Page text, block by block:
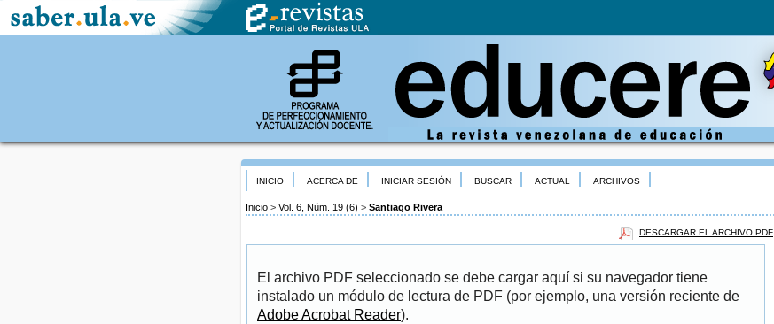
INICIO ACERCA DE INICIAR SESIÓN BUSCAR ACTUAL ARCHIVOS
Inicio > Vol. 6, Núm. 19 (6) > Santiago Rivera
DESCARGAR EL ARCHIVO PDF
El archivo PDF seleccionado se debe cargar aquí si su navegador tiene
instalado un módulo de lectura de PDF (por ejemplo, una versión reciente de
Adobe Acrobat Reader).